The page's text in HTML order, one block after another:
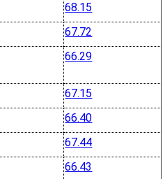
68.15
67.72
66.29
67.15
66.40
67.44
66.43